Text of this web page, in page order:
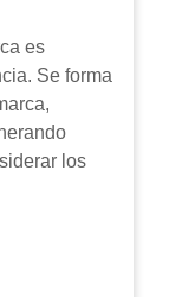
es
Se forma
los